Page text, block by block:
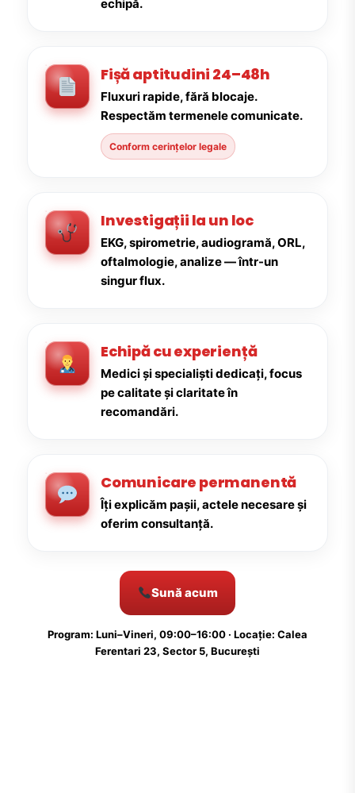
echipă.
Fișă aptitudini 24–48h
Fluxuri rapide, fără blocaje.
Respectăm termenele comunicate.
Conform cerințelor legale
Investigații la un loc
EKG, spirometrie, audiogramă, ORL,
oftalmologie, analize — într-un
singur flux.
Echipă cu experiență
Medici și specialiști dedicați, focus
pe calitate și claritate în
recomandări.
Comunicare permanentă
Îți explicăm pașii, actele necesare și
oferim consultanță.
Sună acum
Program: Luni–Vineri, 09:00–16:00 · Locație: Calea
Ferentari 23, Sector 5, București